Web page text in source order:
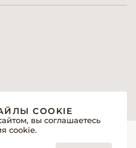
для профессионалов
COOKIE
вы соглашаетесь
cookie.